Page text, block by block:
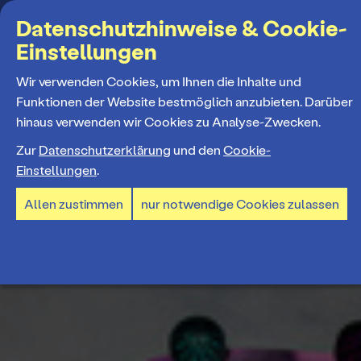
Suchbegriff
MENÜ
Programm
Spielplan
Spielzeiteröffnung
Tickets und Abos
Ticketpreise & Saalplan
Mitmachen
Datenschutzhinweise & Cookie-
Einstellungen
Wir verwenden Cookies, um Ihnen die Inhalte und
Funktionen der Website bestmöglich anzubieten. Darüber
hinaus verwenden wir Cookies zu Analyse-Zwecken.
Zur Datenschutzerklärung und den Cookie-
Einstellungen.
Allen zustimmen nur notwendige Cookies zulassen